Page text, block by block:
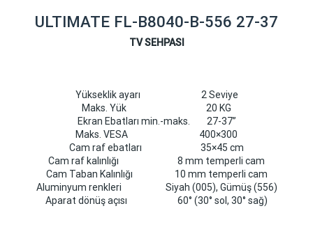
ULTIMATE FL-B8040-B-556 27-37
TV SEHPASI
Yükseklik ayarı 2 Seviye
Maks. Yük 20 KG
Ekran Ebatları min.-maks. 27-37”
Maks. VESA 400×300
Cam raf ebatları 35×45 cm
Cam raf kalınlığı 8 mm temperli cam
Cam Taban Kalınlığı 10 mm temperli cam
Aluminyum renkleri Siyah (005), Gümüş (556)
Aparat dönüş açısı 60° (30° sol, 30° sağ)